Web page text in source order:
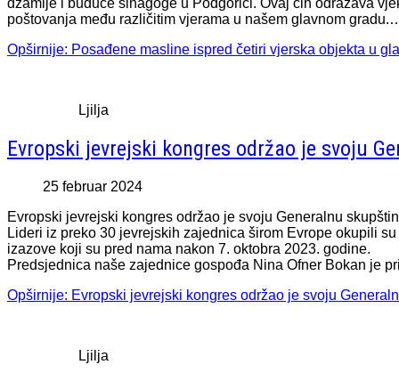
džamije i buduće sinagoge u Podgorici. Ovaj čin odražava
poštovanja među različitim vjerama u našem glavnom
Opširnije: Posađene masline ispred četiri vjerska objekta u
Ljilja
Evropski jevrejski kongres održao je svoju
25 februar 2024
Evropski jevrejski kongres održao je svoju Generalnu
Lideri iz preko 30 jevrejskih zajednica širom Evrope okupili
izazove koji su pred nama nakon 7. oktobra 2023. godine.
Predsjednica naše zajednice gospođa Nina Ofner Bokan je
Opširnije: Evropski jevrejski kongres održao je svoju
Ljilja